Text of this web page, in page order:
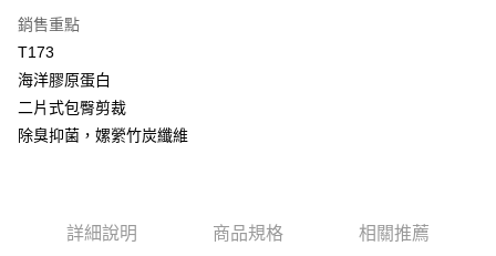
1.本服務由台灣大哥大提供，台灣大哥大用戶可立即使用無須另外申請。
2.付款方式選擇「大哥付你分期」，訂單成立後會自動跳轉到大哥付的交易
流程，驗證手機門號後，選擇欲分期的期數、繳款截止日，確認付款後即完
成交易。
4.訂單成立30分鐘內，如未前往確認交易或遇審核未通過，訂單將自動取
消。如遇「轉專審核」未通過狀況，表示未達大哥付你分期系統評分，恕無
2.透過簡訊連結打開帳單後，可選擇「超商條碼／台灣大直營門市／銀行轉
AFTEE先享後付是「在收到商品之後才付款」的支付方式。 讓您購物簡單
便利好安心！
１．簡單：不需註冊會員、不需綁卡、不需儲值。
２．便利：只要手機號碼，簡訊認證，即可結帳。
１．於結帳方式選擇「AFTEE先享後付」後，將跳轉至「AFTEE先享後付」
結帳頁面，進行簡訊認證並確認金額後，即可完成結帳。
Hami Point
相關說明
「Hami Point」為中華電信所提供之點數服務，可於會員專區綁定中華電信
運送方式
銷售重點
T173
海洋膠原蛋白
二片式包臀剪裁
除臭抑菌，嫘縈竹炭纖維
詳細說明 商品規格 相關推薦